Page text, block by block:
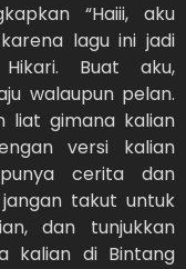
“Haiii, aku
lagu ini jadi
Buat aku,
walaupun pelan.
liat gimana kalian
versi kalian
cerita dan
takut untuk
dan tunjukkan
kalian di Bintang